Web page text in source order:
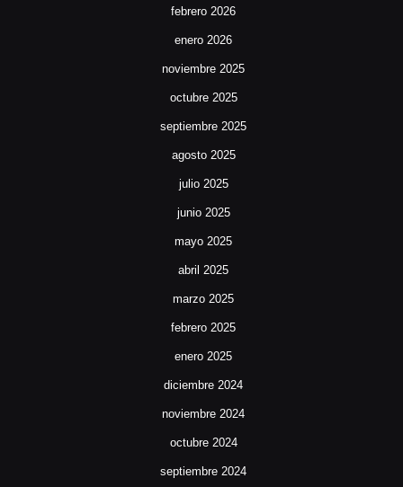
febrero 2026
enero 2026
noviembre 2025
octubre 2025
septiembre 2025
agosto 2025
julio 2025
junio 2025
mayo 2025
abril 2025
marzo 2025
febrero 2025
enero 2025
diciembre 2024
noviembre 2024
octubre 2024
septiembre 2024